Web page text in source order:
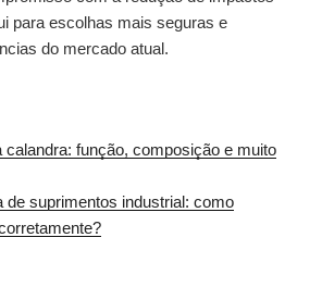
para escolhas mais seguras e
do mercado atual.
calandra: função, composição e muito
de suprimentos industrial: como